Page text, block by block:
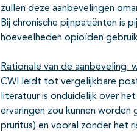
zullen deze aanbevelingen
Bij chronische pijnpatiënten is
hoeveelheden opioïden
Rationale van de aanbeveling:
CWI leidt tot vergelijkbare
literatuur is onduidelijk over
ervaringen zou kunnen
pruritus) en vooral zonder het